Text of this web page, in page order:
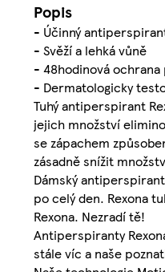
Popis
- Účinný
- Svěží a lehká vůně
- 48hodinová
- Dermatologicky
Tuhý antiperspirant
jejich množství
se zápachem
zásadně snížit
Dámský
po celý den. Rexona
Rexona. Nezradí tě!
Antiperspiranty
stále víc a naše